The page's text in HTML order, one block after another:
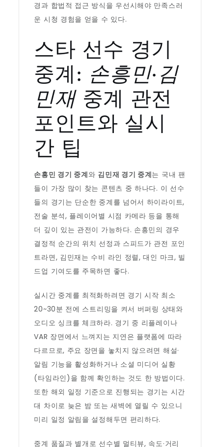
경과 합법적 접근 방식을 우선시해야 만족스러
운 시청 경험을 얻을 수 있다.
스타 선수 경기
중계: 손흥민·김
민재중계 관전
포인트와 실시
간 팁
손흥민 경기 중계와 김민재 경기 중계는 국내 팬
들이 가장 많이 찾는 콘텐츠 중 하나다. 이 선수
들의 경기는 단순한 중계를 넘어서 하이라이트,
전술 분석, 플레이어별 시점 카메라 등을 통해
더 깊이 있는 관전이 가능하다. 손흥민의 경우
결정적 순간의 위치 선정과 스피드가 관전 포인
트라면, 김민재는 수비 라인 정렬, 대인 마크, 빌
드업 기여도를 주목하면 좋다.
실시간 중계를 최적화하려면 경기 시작 최소
20~30분 전에 스트리밍을 켜서 버퍼링 상태와
오디오 싱크를 체크하라. 경기 중 리플레이나
VAR 장면에서 느껴지는 지연은 플랫폼에 따라
다르므로, 주요 장면을 놓치지 않으려면 해설·
알림 기능을 활성화하거나 소셜 미디어 실황
(타임라인)을 함께 확인하는 것도 한 방법이다.
또한 해외 일정 기준으로 진행되는 경기는 시간
대 차이로 늦은 밤 또는 새벽에 열릴 수 있으니
미리 일정 알림을 설정해두면 편리하다.
중계 품질과 별개로 선수별 멀티뷰, 속도·거리